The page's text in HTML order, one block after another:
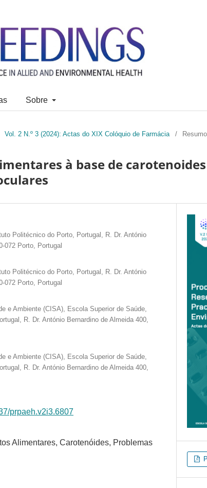
Sobre
Vol. 2 N.º 3 (2024): Actas do XIX Colóquio de Farmácia /
à base de
Politécnico do Porto, Portugal, R. Dr. António
072 Porto, Portugal
Politécnico do Porto, Portugal, R. Dr. António
072 Porto, Portugal
e Ambiente (CISA), Escola Superior de Saúde,
R. Dr. António Bernardino de Almeida 400,
e Ambiente (CISA), Escola Superior de Saúde,
R. Dr. António Bernardino de Almeida 400,
prpaeh.v2i3.6807
Alimentares, Carotenóides, Problemas